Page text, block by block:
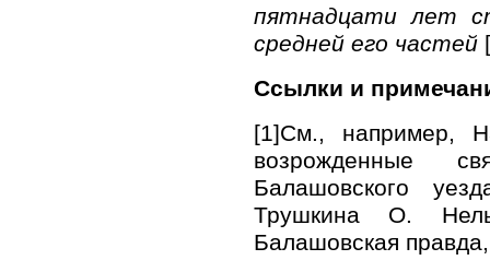
пятнадцати лет
средней его частей
Ссылки и
[1]См., например,
возрожденные
Балашовского
Трушкина О.
Балашовская